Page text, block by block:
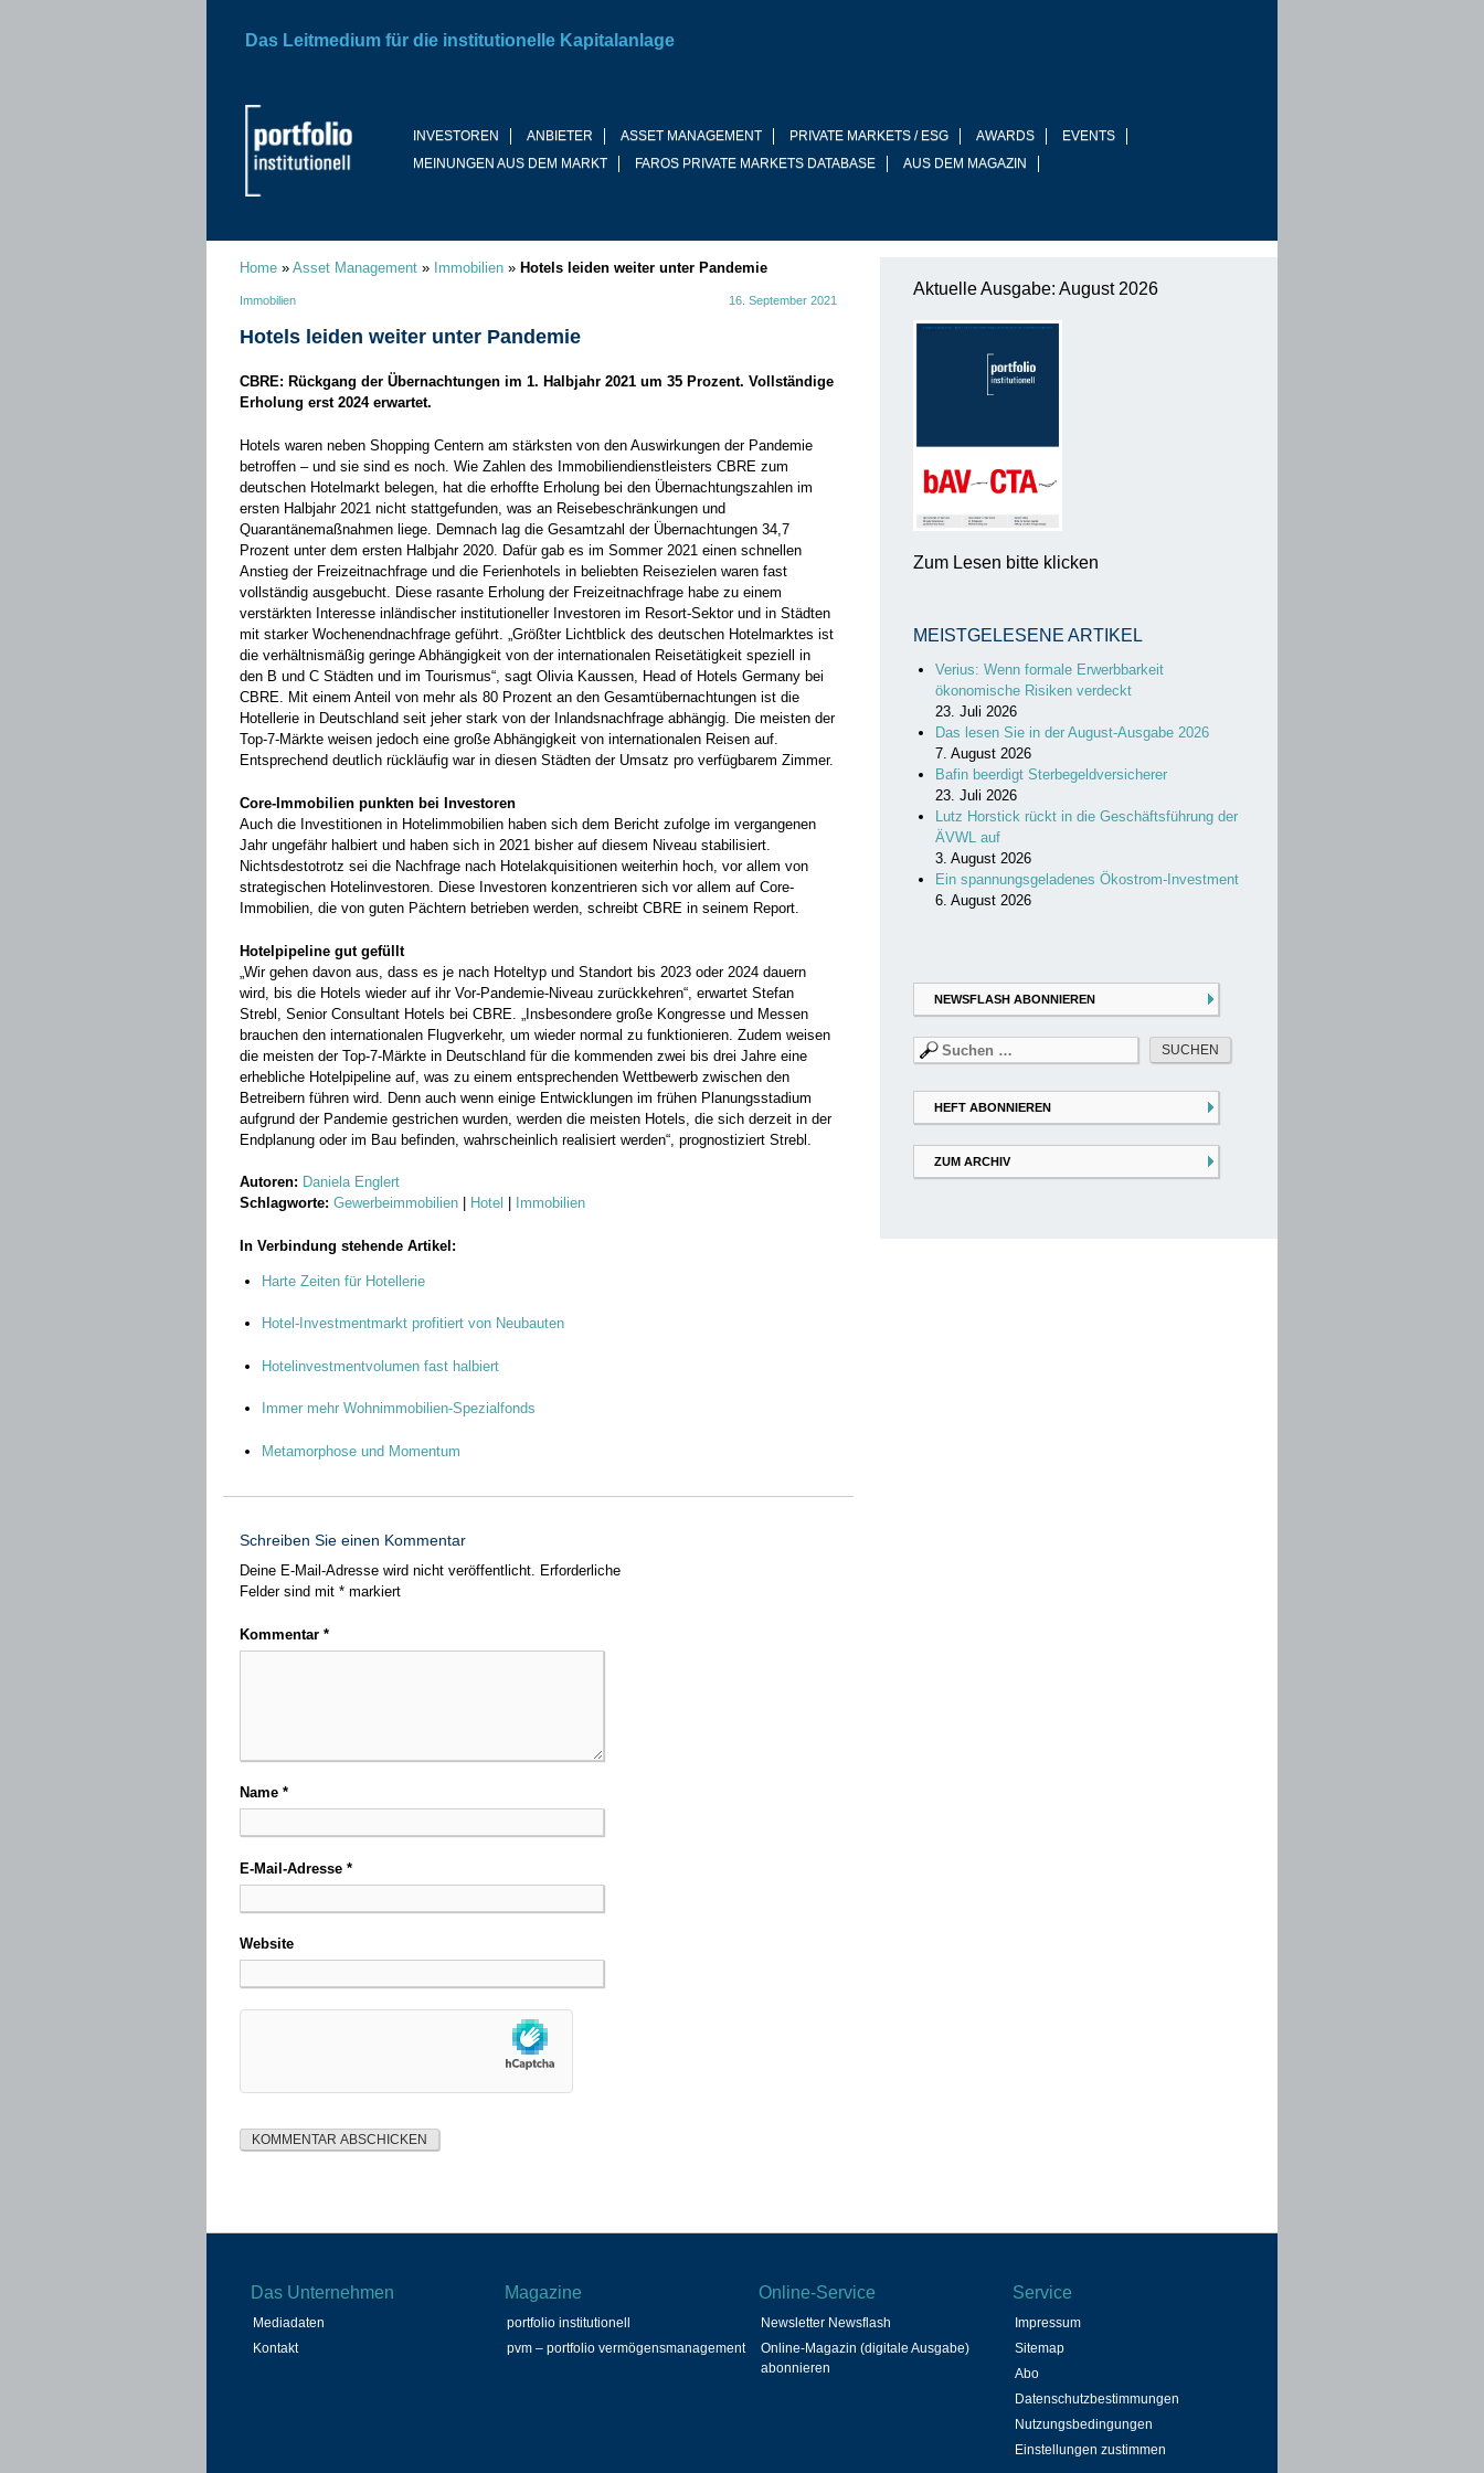
INVESTOREN ANBIETER ASSET MANAGEMENT PRIVATE MARKETS / ESG AWARDS
EVENTS
MEINUNGEN AUS DEM MARKT
FAROS PRIVATE MARKETS DATABASE AUS DEM MAGAZIN
Das Leitmedium für die institutionelle Kapitalanlage
Home » Asset Management » Immobilien » Hotels leiden weiter unter Pandemie
Immobilien 16. September 2021
Hotels leiden weiter unter Pandemie
CBRE: Rückgang der Übernachtungen im 1. Halbjahr 2021 um 35 Prozent. Vollständige
Erholung erst 2024 erwartet.
Hotels waren neben Shopping Centern am stärksten von den Auswirkungen der Pandemie
betroffen – und sie sind es noch. Wie Zahlen des Immobiliendienstleisters CBRE zum
deutschen Hotelmarkt belegen, hat die erhoffte Erholung bei den Übernachtungszahlen im
ersten Halbjahr 2021 nicht stattgefunden, was an Reisebeschränkungen und
Quarantänemaßnahmen liege. Demnach lag die Gesamtzahl der Übernachtungen 34,7
Prozent unter dem ersten Halbjahr 2020. Dafür gab es im Sommer 2021 einen schnellen
Anstieg der Freizeitnachfrage und die Ferienhotels in beliebten Reisezielen waren fast
vollständig ausgebucht. Diese rasante Erholung der Freizeitnachfrage habe zu einem
verstärkten Interesse inländischer institutioneller Investoren im Resort-Sektor und in Städten
mit starker Wochenendnachfrage geführt. „Größter Lichtblick des deutschen Hotelmarktes ist
die verhältnismäßig geringe Abhängigkeit von der internationalen Reisetätigkeit speziell in
den B und C Städten und im Tourismus“, sagt Olivia Kaussen, Head of Hotels Germany bei
CBRE. Mit einem Anteil von mehr als 80 Prozent an den Gesamtübernachtungen ist die
Hotellerie in Deutschland seit jeher stark von der Inlandsnachfrage abhängig. Die meisten der
Top-7-Märkte weisen jedoch eine große Abhängigkeit von internationalen Reisen auf.
Entsprechend deutlich rückläufig war in diesen Städten der Umsatz pro verfügbarem Zimmer.
Core-Immobilien punkten bei Investoren
Auch die Investitionen in Hotelimmobilien haben sich dem Bericht zufolge im vergangenen
Jahr ungefähr halbiert und haben sich in 2021 bisher auf diesem Niveau stabilisiert.
Nichtsdestotrotz sei die Nachfrage nach Hotelakquisitionen weiterhin hoch, vor allem von
strategischen Hotelinvestoren. Diese Investoren konzentrieren sich vor allem auf Core-
Immobilien, die von guten Pächtern betrieben werden, schreibt CBRE in seinem Report.
Hotelpipeline gut gefüllt
„Wir gehen davon aus, dass es je nach Hoteltyp und Standort bis 2023 oder 2024 dauern
wird, bis die Hotels wieder auf ihr Vor-Pandemie-Niveau zurückkehren“, erwartet Stefan
Strebl, Senior Consultant Hotels bei CBRE. „Insbesondere große Kongresse und Messen
brauchen den internationalen Flugverkehr, um wieder normal zu funktionieren. Zudem weisen
die meisten der Top-7-Märkte in Deutschland für die kommenden zwei bis drei Jahre eine
erhebliche Hotelpipeline auf, was zu einem entsprechenden Wettbewerb zwischen den
Betreibern führen wird. Denn auch wenn einige Entwicklungen im frühen Planungsstadium
aufgrund der Pandemie gestrichen wurden, werden die meisten Hotels, die sich derzeit in der
Endplanung oder im Bau befinden, wahrscheinlich realisiert werden“, prognostiziert Strebl.
Autoren: Daniela Englert
Schlagworte: Gewerbeimmobilien Hotel Immobilien
In Verbindung stehende Artikel:
Harte Zeiten für Hotellerie
Hotel-Investmentmarkt profitiert von Neubauten
Hotelinvestmentvolumen fast halbiert
Immer mehr Wohnimmobilien-Spezialfonds
Metamorphose und Momentum
Schreiben Sie einen Kommentar
Deine E-Mail-Adresse wird nicht veröffentlicht. Erforderliche
Felder sind mit * markiert
Kommentar *
Name *
E-Mail-Adresse *
Website
Aktuelle Ausgabe: August 2026
Zum Lesen bitte klicken
MEISTGELESENE ARTIKEL
Verius: Wenn formale Erwerbbarkeit
ökonomische Risiken verdeckt
23. Juli 2026
Das lesen Sie in der August-Ausgabe 2026
7. August 2026
Bafin beerdigt Sterbegeldversicherer
23. Juli 2026
Lutz Horstick rückt in die Geschäftsführung der
ÄVWL auf
3. August 2026
Ein spannungsgeladenes Ökostrom-Investment
6. August 2026
NEWSFLASH ABONNIEREN
Suchen
nach:
HEFT ABONNIEREN
ZUM ARCHIV
Das Unternehmen
Mediadaten
Kontakt
Magazine
portfolio institutionell
pvm – portfolio vermögensmanagement
Online-Service
Newsletter Newsflash
Online-Magazin (digitale Ausgabe)
abonnieren
Service
Impressum
Sitemap
Abo
Datenschutzbestimmungen
Nutzungsbedingungen
Einstellungen zustimmen